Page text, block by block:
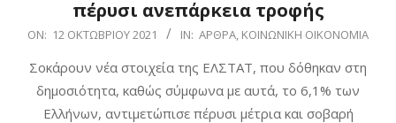
πέρυσι ανεπάρκεια τροφής
2021-
12
ON: 12 ΟΚΤΩΒΡΊΟΥ 2021 IN: ΆΡΘΡΑ, ΚΟΙΝΩΝΙΚΉ ΟΙΚΟΝΟΜΊΑ
Σοκάρουν νέα στοιχεία της ΕΛΣΤΑΤ, που δόθηκαν στη
δημοσιότητα, καθώς σύμφωνα με αυτά, το 6,1% των
Ελλήνων, αντιμετώπισε πέρυσι μέτρια και σοβαρή